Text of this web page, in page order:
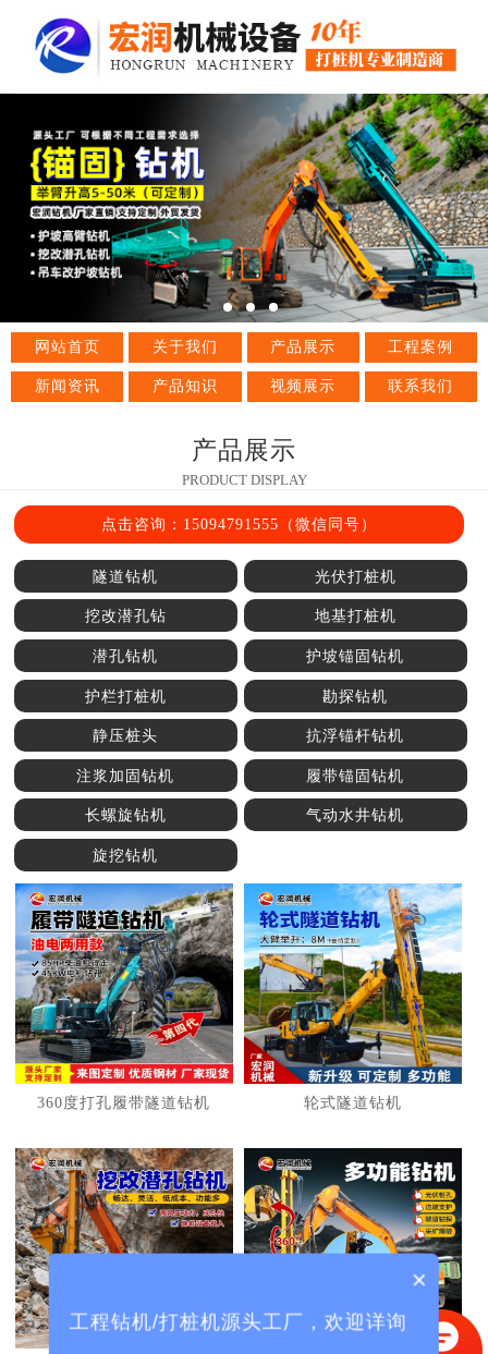
1 2 3
网站首页 关于我们 产品展示 工程案例
新闻资讯 产品知识 视频展示 联系我们
产品展示
PRODUCT DISPLAY
点击咨询：15094791555（微信同号）
隧道钻机 光伏打桩机
挖改潜孔钻 地基打桩机
潜孔钻机 护坡锚固钻机
护栏打桩机 勘探钻机
静压桩头 抗浮锚杆钻机
注浆加固钻机 履带锚固钻机
长螺旋钻机 气动水井钻机
旋挖钻机
360度打孔履带隧道钻机 轮式隧道钻机
×
工程钻机/打桩机源头工厂，欢迎详询